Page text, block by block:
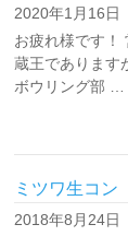
2020年1月16日
お疲れ様です！
蔵王であります
ボウリング部 …
ミツワ生コ
2018年8月24日